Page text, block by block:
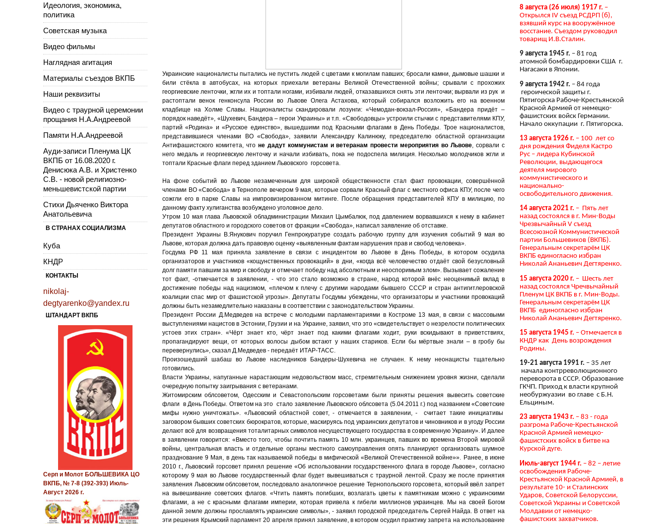
Украинские националисты пытались не пустить людей с цветами к могилам павших; бросали камни, дымовые шашки и
били стёкла в автобусах, на которых приехали ветераны Великой Отечественной войны; срывали с прохожих
георгиевские ленточки, жгли их и топтали ногами, избивали людей, отказавшихся снять эти ленточки; вырвали из рук и
растоптали венок генконсула России во Львове Олега Астахова, который собирался возложить его на военном
кладбище на Холме Славы. Националисты скандировали лозунги: «Чемодан-вокзал-Россия», «Бандера придёт –
порядок наведёт», «Шухевич, Бандера – герои Украины» и т.п. «Свободовцы» устроили стычки с представителями КПУ,
партий «Родина» и «Русское единство», вышедшими под Красными флагами в День Победы. Трое националистов,
представившиеся членами ВО «Свобода», заявили Александру Калинюку, председателю областной организации
Антифашистского комитета, что не дадут коммунистам и ветеранам провести мероприятия во Львове, сорвали с
него медаль и георгиевскую ленточку и начали избивать, пока не подоспела милиция. Несколько молодчиков жгли и
топтали Красные флаги перед зданием Львовского горсовета.
На фоне событий во Львове незамеченным для широкой общественности стал факт провокации, совершённой
членами ВО «Свобода» в Тернополе вечером 9 мая, которые сорвали Красный флаг с местного офиса КПУ, после чего
сожгли его в парке Славы на импровизированном митинге. После обращения представителей КПУ в милицию, по
данному факту хулиганства возбуждено уголовное дело.
Утром 10 мая глава Львовской обладминистрации Михаил Цымбалюк, под давлением ворвавшихся к нему в кабинет
депутатов областного и городского советов от фракции «Свобода», написал заявление об отставке.
Президент Украины В.Янукович поручил Генпрокуратуре создать рабочую группу для изучения событий 9 мая во
Львове, которая должна дать правовую оценку «выявленным фактам нарушения прав и свобод человека».
Госдума РФ 11 мая приняла заявление в связи с инцидентом во Львове в День Победы, в котором осудила
организаторов и участников «кощунственных провокаций» в дни, «когда всё человечество отдаёт свой безусловный
долг памяти павшим за мир и свободу и отмечает победу над абсолютным и неоспоримым злом». Вызывает сожаление
тот факт, -отмечается в заявлении, - что это стало возможно в стране, народ которой внёс неоценимый вклад в
достижение победы над нацизмом, «плечом к плечу с другими народами бывшего СССР и стран антигитлеровской
коалиции спас мир от фашистской угрозы». Депутаты Госдумы убеждены, что организаторы и участники провокаций
должны быть незамедлительно наказаны в соответствии с законодательством Украины.
Президент России Д.Медведев на встрече с молодыми парламентариями в Костроме 13 мая, в связи с массовыми
выступлениями нацистов в Эстонии, Грузии и на Украине, заявил, что это «свидетельствует о незрелости политических
устоев этих стран». «Чёрт знает кто, чёрт знает под какими флагами ходит, руки вскидывают в приветствиях,
пропагандируют вещи, от которых волосы дыбом встают у наших стариков. Если бы мёртвые знали – в гробу бы
перевернулись», сказал Д.Медведев - передаёт ИТАР-ТАСС.
Произошедший шабаш во Львове наследников Бандеры-Шухевича не случаен. К нему неонацисты тщательно
готовились.
Власти Украины, напуганные нарастающим недовольством масс, стремительным снижением уровня жизни, сделали
очередную попытку заигрывания с ветеранами.
Житомирским облсоветом, Одесским и Севастопольским горсоветами были приняты решения вывесить советские
флаги в День Победы. Ответом на это стало заявление Львовского облсовета (5.04.2011 г.) под названием «Советские
мифы нужно уничтожать». «Львовский областной совет, - отмечается в заявлении, - считает такие инициативы
заговором бывших советских бюрократов, которые, маскируясь под украинских депутатов и чиновников и в угоду России
делают всё для возвращения тоталитарных символов несуществующего государства в современную Украину». И далее
в заявлении говорится: «Вместо того, чтобы почтить память 10 млн. украинцев, павших во времена Второй мировой
войны, центральная власть и отдельные органы местного самоуправления опять планируют организовать шумное
празднование 9 Мая, в день так называемой победы в мифической «Великой Отечественной войне»». Ранее, в июне
2010 г., Львовский горсовет принял решение «Об использовании государственного флага в городе Львове», согласно
которому 9 мая во Львове государственный флаг будет вывешиваться с траурной лентой. Сразу же после принятия
заявления Львовским облсоветом, последовало аналогичное решение Тернопольского горсовета, который ввёл запрет
на вывешивание советских флагов. «Чтить память погибших, возлагать цветы к памятникам можно с украинскими
флагами, а не с красными флагами империи, которая привела к гибели миллионов украинцев. Мы на своей Богом
данной земле должны прославлять украинские символы», - заявил городской председатель Сергей Найда. В ответ на
эти решения Крымский парламент 20 апреля принял заявление, в котором осудил практику запрета на использование
Идеология, экономика,
политика
Советская музыка
Видео фильмы
Наглядная агитация
Материалы съездов ВКПБ
Наши реквизиты
Видео с траурной церемонии
прощания Н.А.Андреевой
Памяти Н.А.Андреевой
Ауди-записи Пленума ЦК
ВКПБ от 16.08.2020 г.
Денисюка А.В. и Христенко
С.В. - новой религиозно-
меньшевистской партии
Стихи Дьяченко Виктора
Анатольевича
В СТРАНАХ СОЦИАЛИЗМА
Куба
КНДР
КОНТАКТЫ
nikolaj-
degtyarenko@yandex.ru
ШТАНДАРТ ВКПБ
Серп и Молот БОЛЬШЕВИКА ЦО
ВКПБ, № 7-8 (392-393) Июль-
Август 2026 г.
8 августа (26 июля) 1917 г. –
Открылся IV съезд РСДРП (б),
взявший курс на вооружённое
восстание. Съездом руководил
товарищ И.В.Сталин.
9 августа 1945 г. – 81 год
атомной бомбардировки США г.
Нагасаки в Японии.
9 августа 1942 г. – 84 года
героической защиты г.
Пятигорска Рабоче-Крестьянской
Красной Армией от немецко-
фашистских войск Германии.
Начало оккупации г. Пятигорска.
13 августа 1926 г. – 100 лет со
дня рождения Фиделя Кастро
Рус – лидера Кубинской
Революции, выдающегося
деятеля мирового
коммунистического и
национально-
освободительного движения.
14 августа 2021 г. – Пять лет
назад состоялся в г. Мин-Воды
Чрезвычайный V съезд
Всесоюзной Коммунистической
партии Большевиков (ВКПБ).
Генеральным секретарём ЦК
ВКПБ единогласно избран
Николай Ананьевич Дегтяренко.
15 августа 2020 г. – Шесть лет
назад состоялся Чречвычайный
Пленум ЦК ВКПБ в г. Мин-Воды.
Генеральным секретарём ЦК
ВКПБ единогласно избран
Николай Ананьевич Дегтяренко.
15 августа 1945 г. – Отмечается в
КНДР как День возрождения
Родины.
19-21 августа 1991 г. – 35 лет
начала контрреволюционного
переворота в СССР. Образование
ГКЧП. Приход к власти крупной
необуржуазии во главе с Б.Н.
Ельциным.
23 августа 1943 г. – 83 - года
разгрома Рабоче-Крестьянской
Красной Армией немецко-
фашистских войск в битве на
Курской дуге.
Июль-август 1944 г. – 82 – летие
освобождения Рабоче-
Крестьянской Красной Армией, в
результате 10- и Сталинских
Ударов, Советской Белоруссии,
Советской Украины и Советской
Молдавии от немецко-
фашистских захватчиков.